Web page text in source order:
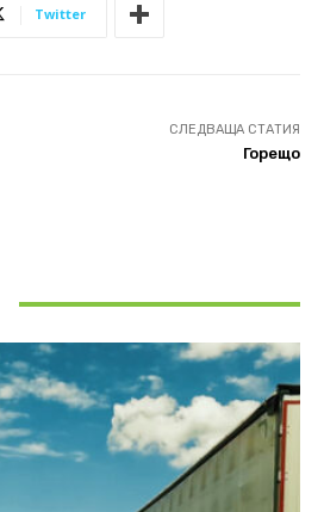
Twitter
СЛЕДВАЩА СТАТИЯ
Горещо